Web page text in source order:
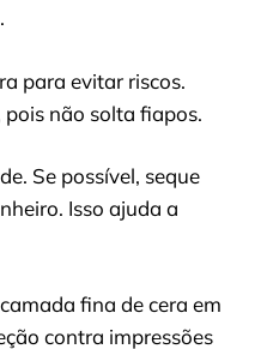
para evitar riscos.
pois não solta fiapos.
Se possível, seque
Isso ajuda a
fina de cera em
contra impressões